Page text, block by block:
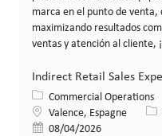
marca en el punto de venta,
maximizando resultados
ventas y atención al cliente,
Indirect Retail Sales
Catégorie
Commercial Operations
LieuValence, Espagne
Date de publication
08/04/2026